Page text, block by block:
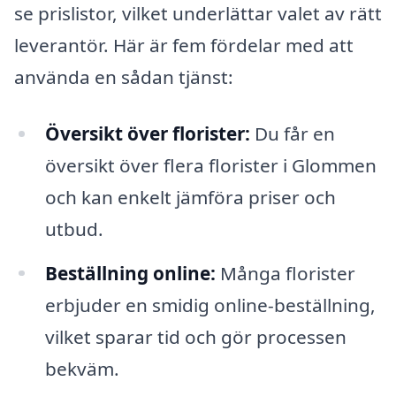
se prislistor, vilket underlättar valet av rätt
leverantör. Här är fem fördelar med att
använda en sådan tjänst:
Översikt över florister: Du får en
översikt över flera florister i Glommen
och kan enkelt jämföra priser och
utbud.
Beställning online: Många florister
erbjuder en smidig online-beställning,
vilket sparar tid och gör processen
bekväm.